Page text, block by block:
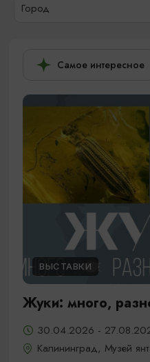
Город
Самое интересное
ВЫСТАВКИ
Жуки: много,
30.04.2026 -
Калининград, Музей